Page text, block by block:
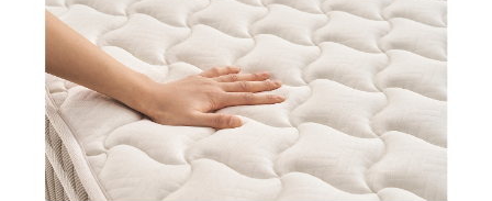
AP-17H8550 | 39,900
AP-17U8550 | 45,900